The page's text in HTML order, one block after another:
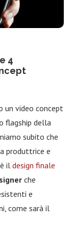
4
un video concept
flagship della
subito che
produttrice e
il design finale
che
e
come sarà il